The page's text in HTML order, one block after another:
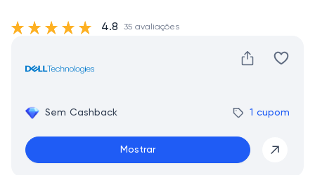
Sem Cashback 1 cupom
Mostrar
4.8 35 avaliações